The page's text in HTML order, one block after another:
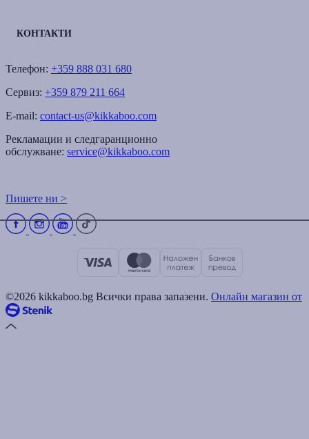
КОНТАКТИ
Телефон: +359 888 031 680
Сервиз: +359 879 211 664
E-mail: contact-us@kikkaboo.com
Рекламации и следгаранционно
обслужване: service@kikkaboo.com
Пишете ни >
©2026 kikkaboo.bg Всички права запазени. Онлайн магазин от